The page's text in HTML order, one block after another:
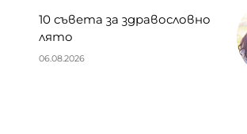
10 съвета за здравословно
лято
06.08.2026